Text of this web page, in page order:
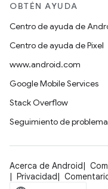
OBTÉN AYUDA
Centro de ayuda de
Centro de ayuda de Pixel
www.android.com
Google Mobile Services
Stack Overflow
Seguimiento de
Acerca de Android
Privacidad